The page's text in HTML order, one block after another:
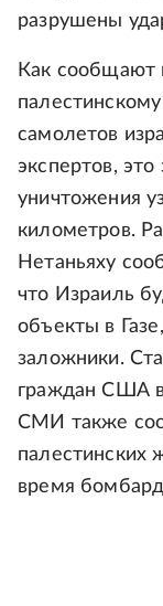
разрушены
Как
самолетов
экспертов,
уничтожения
километров.
Нетаньяху
что Израиль
объекты в
заложники.
граждан США
СМИ также
палестинских
время